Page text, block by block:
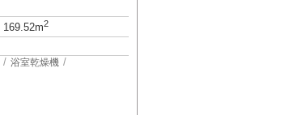
169.52m2
浴室乾燥機